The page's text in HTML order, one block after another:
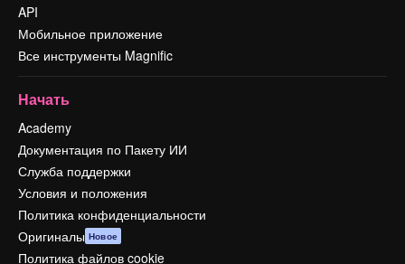
API
Мобильное приложение
Все инструменты Magnific
Начать
Academy
Документация по Пакету ИИ
Служба поддержки
Условия и положения
Политика конфиденциальности
Оригиналы Новое
Политика файлов cookie